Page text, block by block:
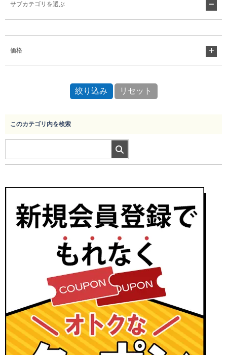
サブカテゴリを選ぶ
価格
このカテゴリ内を検索